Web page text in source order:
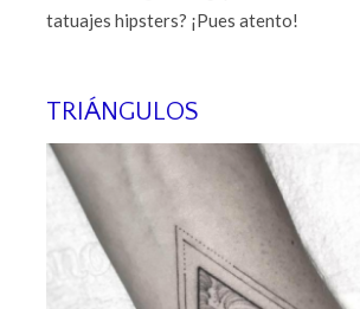
tatuajes hipsters? ¡Pues atento!
TRIÁNGULOS